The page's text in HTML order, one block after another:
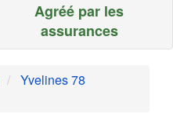
Agréé par les
assurances
Yvelines 78